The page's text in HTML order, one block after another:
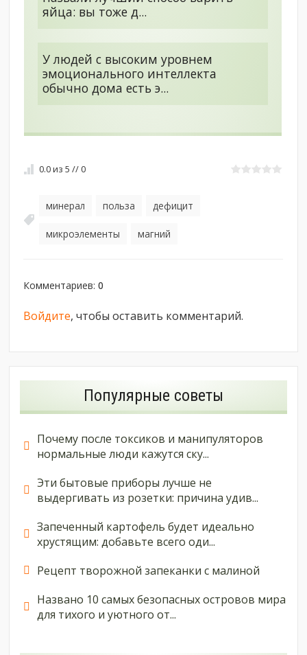
яйца: вы тоже д...
У людей с высоким уровнем
эмоционального интеллекта
обычно дома есть э...
0.0из5 // 0
минерал польза дефицит
микроэлементы магний
Комментариев:0
Войдите, чтобы оставить комментарий.
Популярные советы
Почему после токсиков и манипуляторов
нормальные люди кажутся ску...
Эти бытовые приборы лучше не
выдергивать из розетки: причина удив...
Запеченный картофель будет идеально
хрустящим: добавьте всего оди...
Рецепт творожной запеканки с малиной
Названо 10 самых безопасных островов мира
для тихого и уютного от...